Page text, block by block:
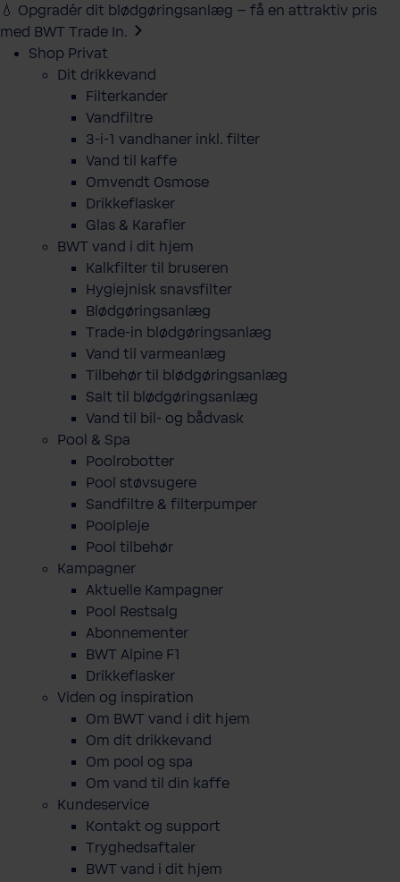
💧 Opgradér dit blødgøringsanlæg – få en attraktiv pris
med BWT Trade In.
Shop Privat
Dit drikkevand
Filterkander
Vandfiltre
3-i-1 vandhaner inkl. filter
Vand til kaffe
Omvendt Osmose
Drikkeflasker
Glas & Karafler
BWT vand i dit hjem
Kalkfilter til bruseren
Hygiejnisk snavsfilter
Blødgøringsanlæg
Trade-in blødgøringsanlæg
Vand til varmeanlæg
Tilbehør til blødgøringsanlæg
Salt til blødgøringsanlæg
Vand til bil- og bådvask
Pool & Spa
Poolrobotter
Pool støvsugere
Sandfiltre & filterpumper
Poolpleje
Pool tilbehør
Kampagner
Aktuelle Kampagner
Pool Restsalg
Abonnementer
BWT Alpine F1
Drikkeflasker
Viden og inspiration
Om BWT vand i dit hjem
Om dit drikkevand
Om pool og spa
Om vand til din kaffe
Kundeservice
Kontakt og support
Tryghedsaftaler
BWT vand i dit hjem